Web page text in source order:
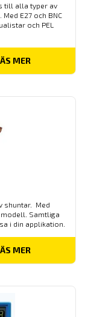
till alla typer av
E27 och BNC
och PEL
MER
shuntar. Med
Samtliga
i din applikation.
MER